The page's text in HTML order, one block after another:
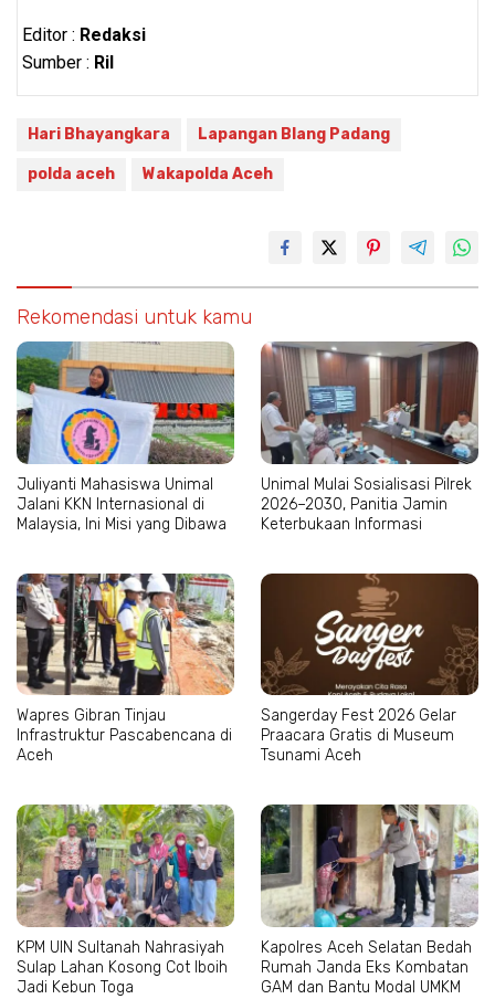
Editor : Redaksi
Sumber : Ril
Hari Bhayangkara Lapangan Blang Padang
polda aceh Wakapolda Aceh
Rekomendasi untuk kamu
Juliyanti Mahasiswa Unimal
Jalani KKN Internasional di
Malaysia, Ini Misi yang Dibawa
Unimal Mulai Sosialisasi Pilrek
2026–2030, Panitia Jamin
Keterbukaan Informasi
Wapres Gibran Tinjau
Infrastruktur Pascabencana di
Aceh
Sangerday Fest 2026 Gelar
Praacara Gratis di Museum
Tsunami Aceh
KPM UIN Sultanah Nahrasiyah
Sulap Lahan Kosong Cot Iboih
Jadi Kebun Toga
Kapolres Aceh Selatan Bedah
Rumah Janda Eks Kombatan
GAM dan Bantu Modal UMKM